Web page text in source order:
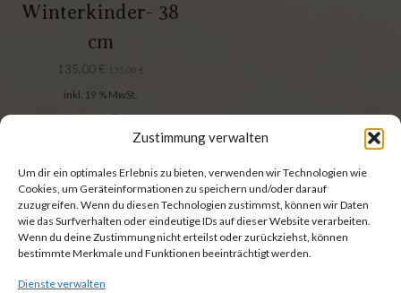
Zustimmung verwalten
Um dir ein optimales Erlebnis zu bieten, verwenden wir Technologien wie
Cookies, um Geräteinformationen zu speichern und/oder darauf
zuzugreifen. Wenn du diesen Technologien zustimmst, können wir Daten
wie das Surfverhalten oder eindeutige IDs auf dieser Website verarbeiten.
Wenn du deine Zustimmung nicht erteilst oder zurückziehst, können
bestimmte Merkmale und Funktionen beeinträchtigt werden.
Dienste verwalten
Winterkinder- 38
cm
135,00 € 135,00 €
inkl. 19 % MwSt.
zzgl.Versandkosten
1 2